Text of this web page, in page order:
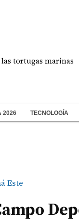
marinas
2026 TECNOLOGÍA
Este